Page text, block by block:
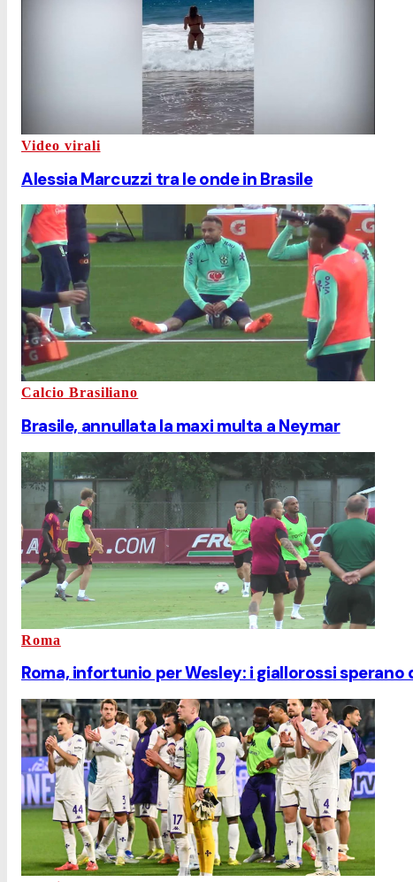
Video virali
Alessia Marcuzzi tra le onde in Brasile
Calcio Brasiliano
Brasile, annullata la maxi multa a Neymar
Roma
Roma, infortunio per Wesley: i giallorossi sperano